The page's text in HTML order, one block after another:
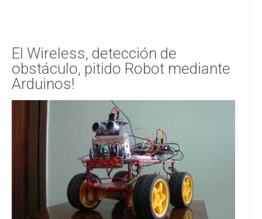
El Wireless, detección de
obstáculo, pitido Robot mediante
Arduinos!